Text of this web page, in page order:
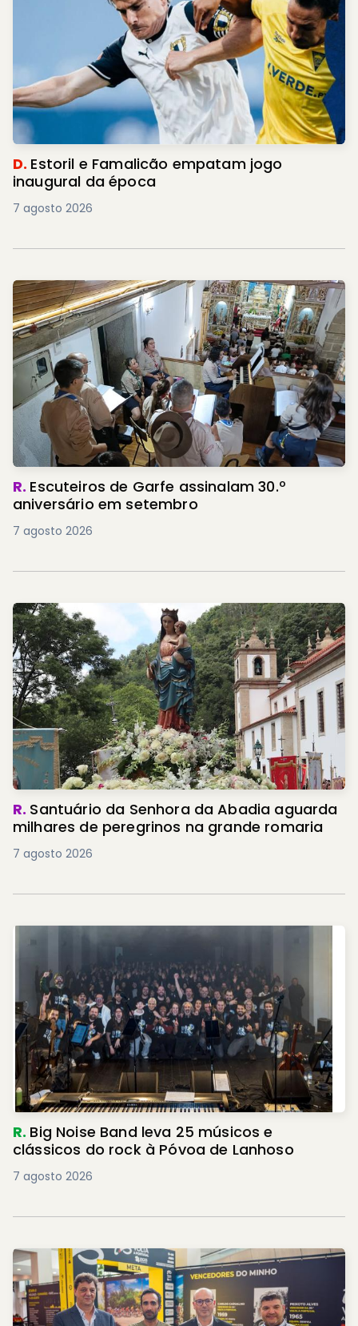
D. Estoril e Famalicão empatam jogo
inaugural da época
7 agosto 2026
R. Escuteiros de Garfe assinalam 30.º
aniversário em setembro
7 agosto 2026
R. Santuário da Senhora da Abadia aguarda
milhares de peregrinos na grande romaria
7 agosto 2026
R. Big Noise Band leva 25 músicos e
clássicos do rock à Póvoa de Lanhoso
7 agosto 2026